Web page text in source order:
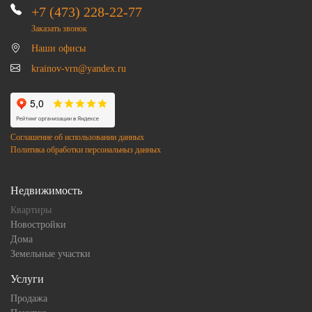
+7 (473) 228-22-77
Заказать звонок
Наши офисы
krainov-vrn@yandex.ru
Соглашение об использовании данных
Политика обработки персональныз данных
Недвижимость
Квартиры
Новостройки
Дома
Земельные участки
Услуги
Продажа